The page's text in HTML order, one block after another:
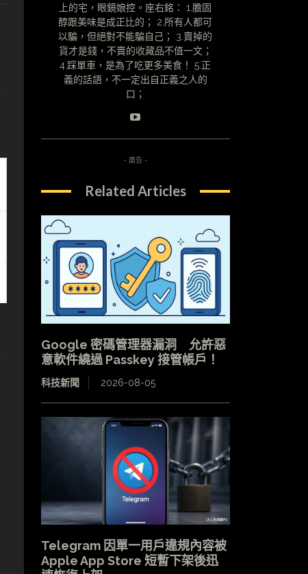
上的宅，眼鏡娘控。座右銘： 1.膽固
醇跟美味是成正比的； 2.所有人都可
以騙，但絕對不能騙自己； 3.賣掉的
貨才是錢，不賣的收藏品不值一文；
4.踩單車，是為了吃更多美食！ 5.正
義的話語，不一定出自正義之人的
口；
- 廣告 -
Related Articles
Google 密碼管理器漏洞 允許惡
意軟件繞過 Passkey 接管帳戶！
科技新聞 2026-08-05
Telegram 因單一用戶違規內容被
Apple App Store 短暫下架後迅